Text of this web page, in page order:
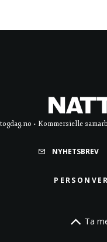
• Kommersielle
NYHETSBREV
Ta